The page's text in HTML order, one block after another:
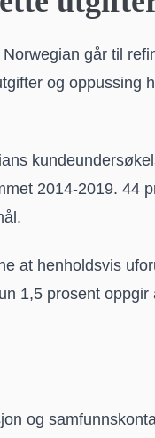
går til
og oppussing
2014-2019. 44
at henholdsvis
1,5 prosent oppgir
og